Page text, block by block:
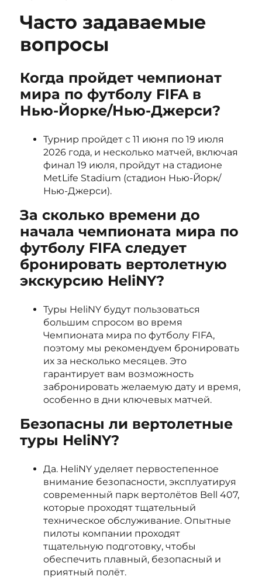
Часто задаваемые
вопросы
Когда пройдет чемпионат
мира по футболу FIFA в
Нью-Йорке/Нью-Джерси?
Турнир пройдет с 11 июня по 19 июля
2026 года, и несколько матчей, включая
финал 19 июля, пройдут на стадионе
MetLife Stadium (стадион Нью-Йорк/
Нью-Джерси).
За сколько времени до
начала чемпионата мира по
футболу FIFA следует
бронировать вертолетную
экскурсию HeliNY?
Туры HeliNY будут пользоваться
большим спросом во время
Чемпионата мира по футболу FIFA,
поэтому мы рекомендуем бронировать
их за несколько месяцев. Это
гарантирует вам возможность
забронировать желаемую дату и время,
особенно в дни ключевых матчей.
Безопасны ли вертолетные
туры HeliNY?
Да. HeliNY уделяет первостепенное
внимание безопасности, эксплуатируя
современный парк вертолётов Bell 407,
которые проходят тщательный
техническое обслуживание. Опытные
пилоты компании проходят
тщательную подготовку, чтобы
обеспечить плавный, безопасный и
приятный полёт.